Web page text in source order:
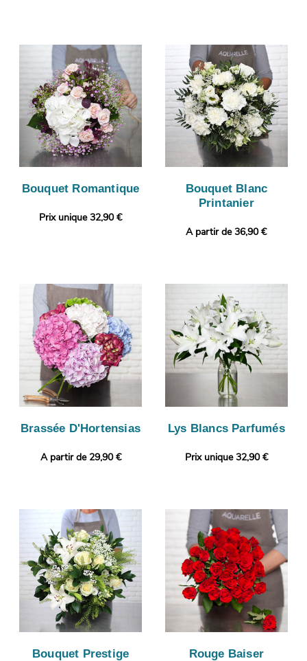
Bouquet Romantique
Prix unique 32,90 €
Bouquet Blanc
Printanier
A partir de 36,90 €
Brassée D'Hortensias
A partir de 29,90 €
Lys Blancs Parfumés
Prix unique 32,90 €
Bouquet Prestige Rouge Baiser